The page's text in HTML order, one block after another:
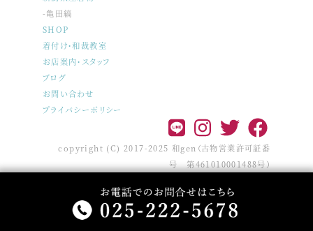
-亀田縞
SHOP
着付け・和裁教室
お店案内・スタッフ
ブログ
お問い合わせ
プライバシーポリシー
copyright (C) 2017-2025 和gen（古物営業許可証番
号 第461010001488号）